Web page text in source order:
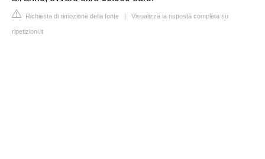
Richiesta di rimozione della fonte | Visualizza la risposta completa su
ripetizioni.it